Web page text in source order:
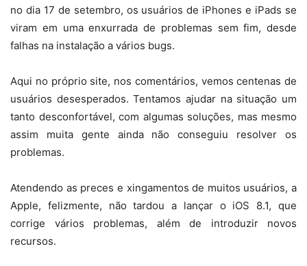
no dia 17 de setembro, os usuários de iPhones e iPads se
viram em uma enxurrada de problemas sem fim, desde
falhas na instalação a vários bugs.
Aqui no próprio site, nos comentários, vemos centenas de
usuários desesperados. Tentamos ajudar na situação um
tanto desconfortável, com algumas soluções, mas mesmo
assim muita gente ainda não conseguiu resolver os
problemas.
Atendendo as preces e xingamentos de muitos usuários, a
Apple, felizmente, não tardou a lançar o iOS 8.1, que
corrige vários problemas, além de introduzir novos
recursos.